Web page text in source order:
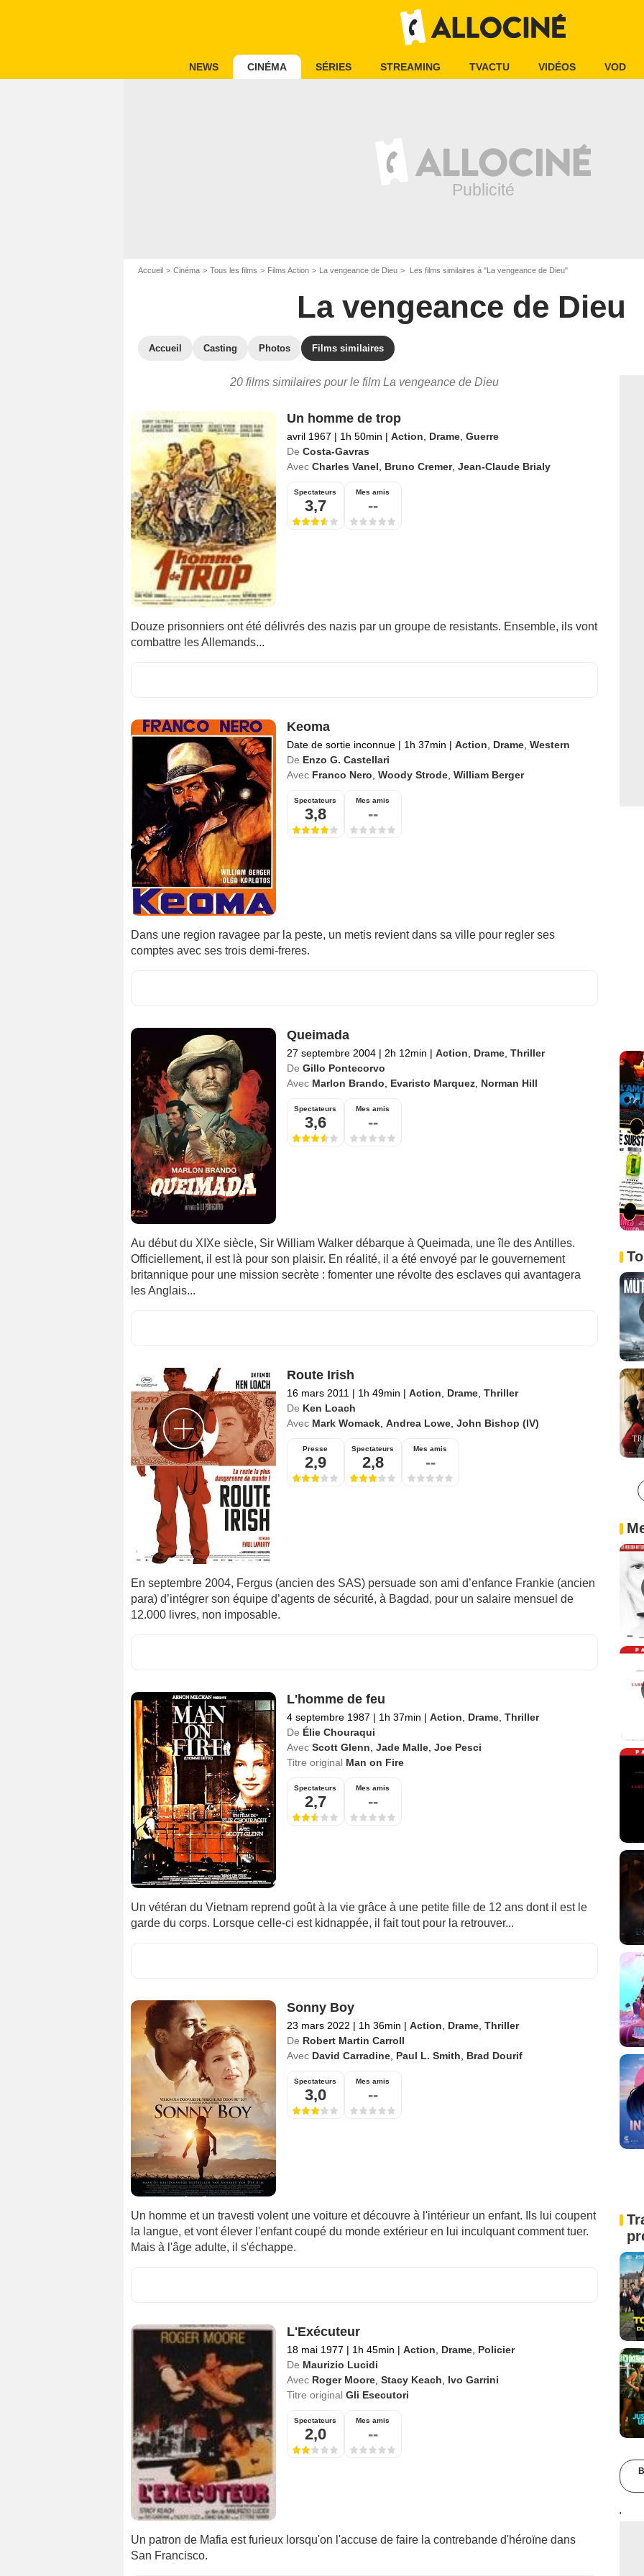
NEWS CINÉMA SÉRIES STREAMING TVACTU VIDÉOS VOD
Accueil Cinéma Tous les films Films Action La vengeance de Dieu Les films similaires à "La vengeance de Dieu"
La vengeance de Dieu
Accueil Casting Photos Films similaires
20 films similaires pour le film La vengeance de Dieu
Un homme de trop
avril 1967 | 1h 50min | Action Drame, Guerre
De Costa-Gavras
Avec Charles Vanel Bruno Cremer, Jean-Claude Brialy
Spectateurs
3,7
Mes amis
--
Douze prisonniers ont été délivrés des nazis par un groupe de resistants. Ensemble, ils vont
combattre les Allemands...
Keoma
Date de sortie inconnue | 1h 37min | Action, Drame, Western
De Enzo G. Castellari
Avec Franco Nero, Woody Strode, William Berger
Spectateurs
3,8
Mes amis
--
Dans une region ravagee par la peste, un metis revient dans sa ville pour regler ses
comptes avec ses trois demi-freres.
Queimada
27 septembre 2004 | 2h 12min | Action, Drame, Thriller
De Gillo Pontecorvo
Avec Marlon Brando, Evaristo Marquez, Norman Hill
Spectateurs
3,6
Mes amis
--
Au début du XIXe siècle, Sir William Walker débarque à Queimada, une île des Antilles.
Officiellement, il est là pour son plaisir. En réalité, il a été envoyé par le gouvernement
britannique pour une mission secrète : fomenter une révolte des esclaves qui avantagera
les Anglais...
Route Irish
16 mars 2011 | 1h 49min | Action, Drame, Thriller
De Ken Loach
Avec Mark Womack, Andrea Lowe, John Bishop (IV)
Presse
2,9
Spectateurs
2,8
Mes amis
--
En septembre 2004, Fergus (ancien des SAS) persuade son ami d’enfance Frankie (ancien
para) d’intégrer son équipe d’agents de sécurité, à Bagdad, pour un salaire mensuel de
12.000 livres, non imposable.
L'homme de feu
4 septembre 1987 | 1h 37min | Action, Drame, Thriller
De Élie Chouraqui
Avec Scott Glenn, Jade Malle, Joe Pesci
Titre original Man on Fire
Spectateurs
2,7
Mes amis
--
Un vétéran du Vietnam reprend goût à la vie grâce à une petite fille de 12 ans dont il est le
garde du corps. Lorsque celle-ci est kidnappée, il fait tout pour la retrouver...
Sonny Boy
23 mars 2022 | 1h 36min | Action, Drame, Thriller
De Robert Martin Carroll
Avec David Carradine, Paul L. Smith, Brad Dourif
Spectateurs
3,0
Mes amis
--
Un homme et un travesti volent une voiture et découvre à l'intérieur un enfant. Ils lui coupent
la langue, et vont élever l'enfant coupé du monde extérieur en lui inculquant comment tuer.
Mais à l'âge adulte, il s'échappe.
L'Exécuteur
18 mai 1977 | 1h 45min | Action, Drame, Policier
De Maurizio Lucidi
Avec Roger Moore, Stacy Keach, Ivo Garrini
Titre original Gli Esecutori
Spectateurs
2,0
Mes amis
--
Un patron de Mafia est furieux lorsqu'on l'accuse de faire la contrebande d'héroïne dans
San Francisco.
'